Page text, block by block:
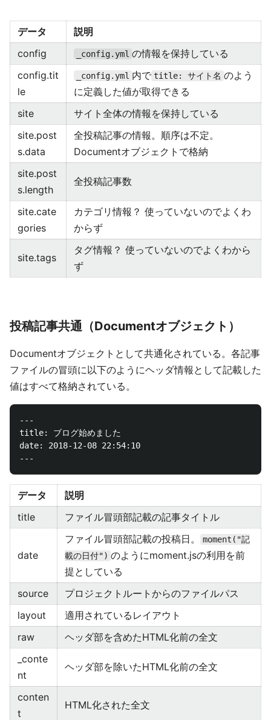
データ
説明
config
_config.yml の情報を保持している
config.tit
le
_config.yml 内で title: サイト名 のよう
に定義した値が取得できる
site
サイト全体の情報を保持している
site.post
s.data
全投稿記事の情報。順序は不定。
Documentオブジェクトで格納
site.post
s.length
全投稿記事数
site.cate
gories
カテゴリ情報？ 使っていないのでよくわ
からず
site.tags
タグ情報？ 使っていないのでよくわから
ず
投稿記事共通（Documentオブジェクト）
Documentオブジェクトとして共通化されている。各記事
ファイルの冒頭に以下のようにヘッダ情報として記載した
値はすべて格納されている。
---
title: ブログ始めました
date: 2018-12-08 22:54:10
データ
説明
title
ファイル冒頭部記載の記事タイトル
date
ファイル冒頭部記載の投稿日。
moment("記
載の日付") のようにmoment.jsの利用を前
提としている
source
プロジェクトルートからのファイルパス
layout
適用されているレイアウト
raw
ヘッダ部を含めたHTML化前の全文
_conte
nt
ヘッダ部を除いたHTML化前の全文
conten
t
HTML化された全文